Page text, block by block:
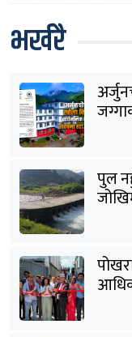
भर्खरै
पुल